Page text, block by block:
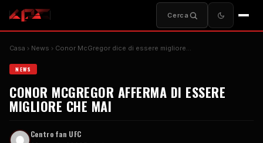
Cerca
Casa News Conor McGregor dice di essere migliore…
NEWS
CONOR MCGREGOR AFFERMA DI ESSERE
MIGLIORE CHE MAI
Centro fan UFC